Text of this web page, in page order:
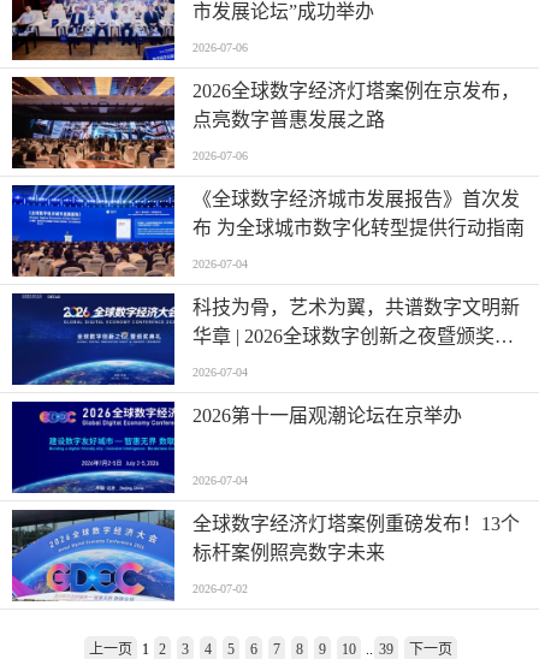
市发展论坛”成功举办
2026-07-06
2026全球数字经济灯塔案例在京发布，
点亮数字普惠发展之路
2026-07-06
《全球数字经济城市发展报告》首次发
布 为全球城市数字化转型提供行动指南
2026-07-04
科技为骨，艺术为翼，共谱数字文明新
华章 | 2026全球数字创新之夜暨颁奖典
礼圆满收官
2026-07-04
2026第十一届观潮论坛在京举办
2026-07-04
全球数字经济灯塔案例重磅发布！13个
标杆案例照亮数字未来
2026-07-02
上一页 1 2 3 4 5 6 7 8 9 10 39 下一页